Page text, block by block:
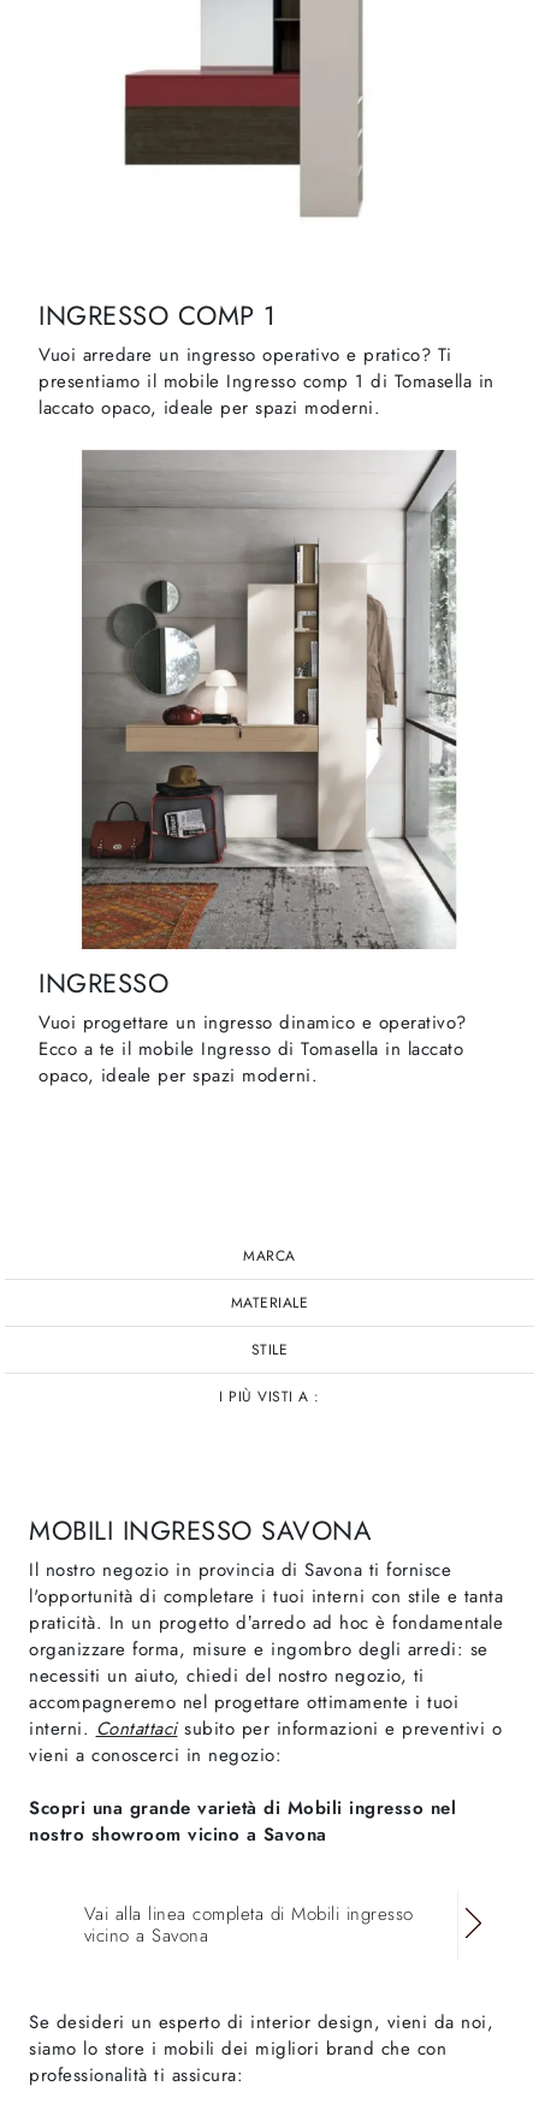
MARCA
MATERIALE
STILE
I PIÙ VISTI A :
INGRESSO COMP 1
Vuoi arredare un ingresso operativo e pratico? Ti
presentiamo il mobile Ingresso comp 1 di Tomasella in
laccato opaco, ideale per spazi moderni.
INGRESSO
Vuoi progettare un ingresso dinamico e operativo?
Ecco a te il mobile Ingresso di Tomasella in laccato
opaco, ideale per spazi moderni.
MOBILI INGRESSO SAVONA
Il nostro negozio in provincia di Savona ti fornisce
l'opportunità di completare i tuoi interni con stile e tanta
praticità. In un progetto d’arredo ad hoc è fondamentale
organizzare forma, misure e ingombro degli arredi: se
necessiti un aiuto, chiedi del nostro negozio, ti
accompagneremo nel progettare ottimamente i tuoi
interni. Contattacisubito per informazioni e preventivi o
vieni a conoscerci in negozio:
Scopri una grande varietà di Mobili ingresso nel
nostro showroom vicino a Savona
Vai alla linea completa di Mobili ingresso
vicino a Savona
Se desideri un esperto di interior design, vieni da noi,
siamo lo store i mobili dei migliori brand che con
professionalità ti assicura: